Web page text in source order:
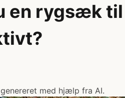
en rygsæk til
med hjælp fra AI.